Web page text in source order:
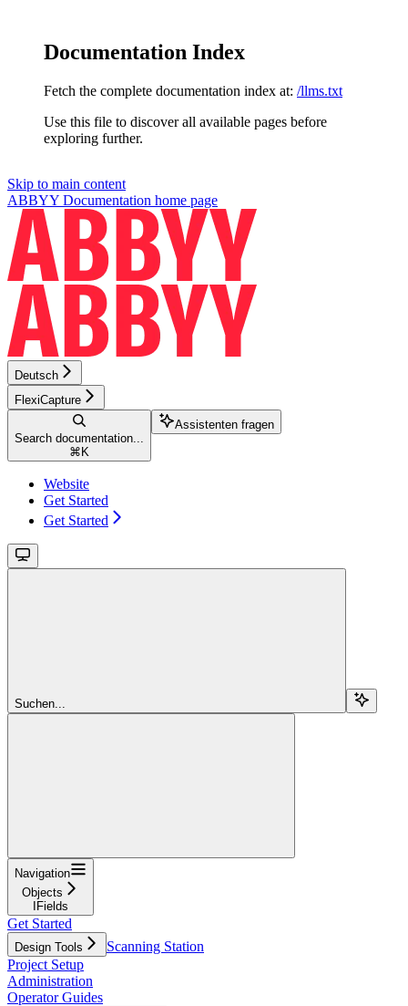
Documentation Index
Fetch the complete documentation index at: /llms.txt
Use this file to discover all available pages before
exploring further.
Skip to main content
ABBYY Documentation home page
Deutsch
FlexiCapture
Search documentation...
⌘ K
Assistenten fragen
Website
Get Started
Get Started
Suchen...
Navigation
Objects
IFields
Get Started
Design Tools
Scanning Station
Project Setup
Administration
Operator Guides